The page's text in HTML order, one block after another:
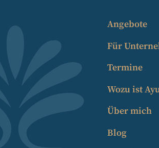
Angebote
Für
Termine
Wozu ist
Über mich
Blog